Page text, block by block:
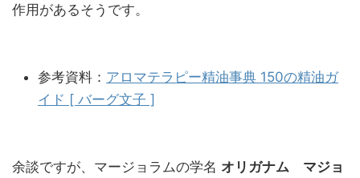
作用があるそうです。
参考資料： アロマテラピー精油事典 150の精油ガ
イド [ バーグ文子 ]
余談ですが、マージョラムの学名 オリガナム マジョ